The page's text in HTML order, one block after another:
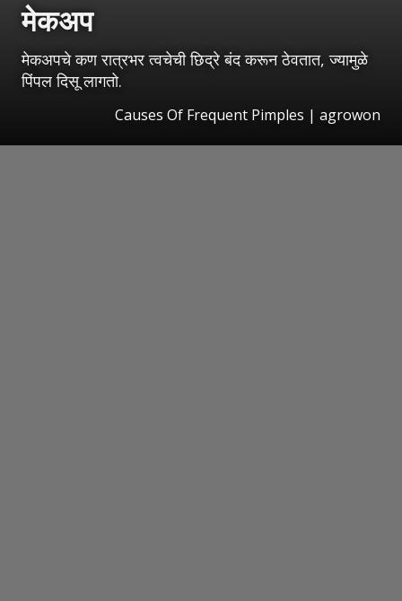
मेकअप
मेकअपचे कण रात्रभर त्वचेची छिद्रे बंद करून ठेवतात, ज्यामुळे
पिंपल दिसू लागतो.
Causes Of Frequent Pimples | agrowon